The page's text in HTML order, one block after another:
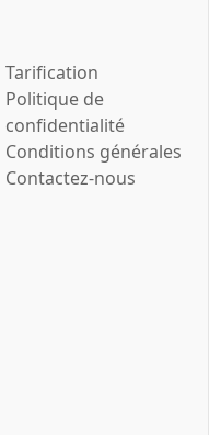
Tarification
Politique de
confidentialité
Conditions générales
Contactez-nous